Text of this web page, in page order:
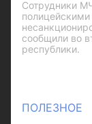
Сотрудники
полицейскими
сообщили во
республики.
ПОЛЕЗНОЕ